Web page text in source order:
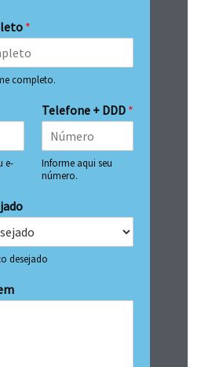
*
completo.
e-
Telefone + DDD *
Informe aqui seu
número.
desejado